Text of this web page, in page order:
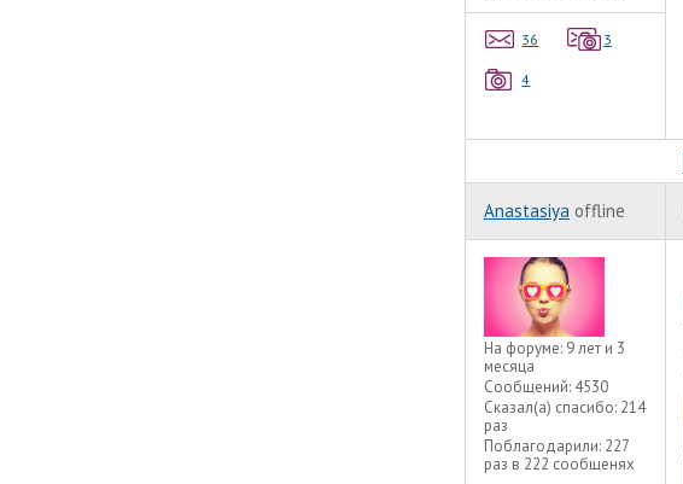
36 3
4
Anastasiya offline
На форуме: 9 лет и 3
месяца
Сообщений: 4530
Сказал(а) спасибо: 214
раз
Поблагодарили: 227
раз в 222 сообщенях